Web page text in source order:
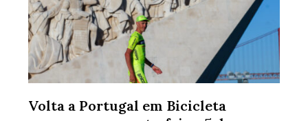
Volta a Portugal em Bicicleta